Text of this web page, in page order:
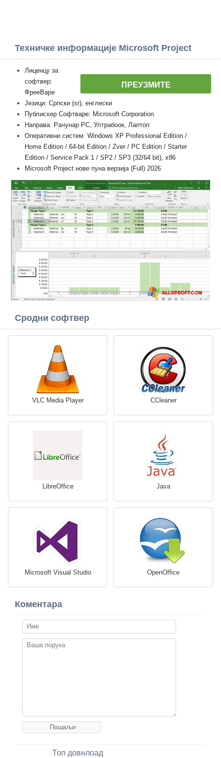
Техничке информације Microsoft Project
ПРЕУЗМИТЕ
Лиценцу за
софтвер:
ФрееВаре
Језици: Српски (sr), енглески
Публисхер Софтваре: Microsoft Corporation
Направа: Рачунар PC, Ултрабоок, Лаптоп
Оперативни систем: Windows XP Professional Edition /
Home Edition / 64-bit Edition / Zver / PC Edition / Starter
Edition / Service Pack 1 / SP2 / SP3 (32/64 bit), x86
Microsoft Project нове пуна верзија (Full) 2026
Сродни софтвер
VLC Media Player CCleaner
LibreOffice Java
Microsoft Visual Studio OpenOffice
Коментара
Топ довнлоад